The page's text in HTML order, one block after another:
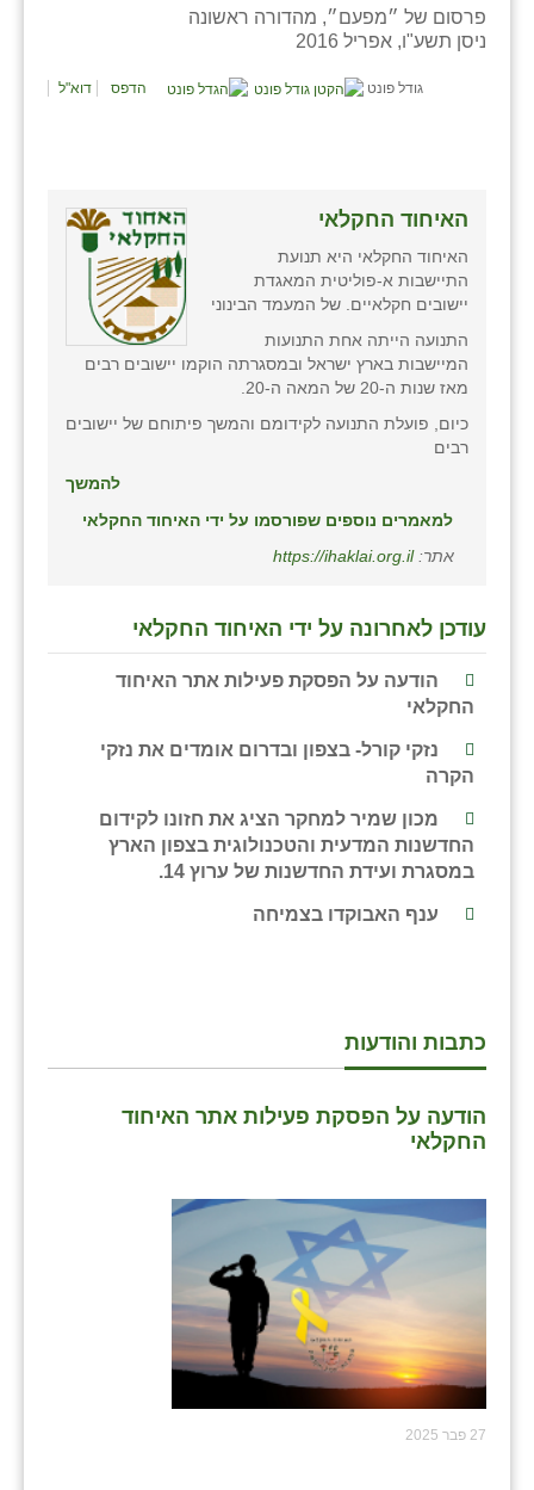
פרסום של ״מפעם״, מהדורה ראשונה
ניסן תשע"ו, אפריל 2016
גודל פונט הדפס דוא"ל
האיחוד החקלאי
האיחוד החקלאי היא תנועת
התיישבות א-פוליטית המאגדת
יישובים חקלאיים. של המעמד הבינוני
התנועה הייתה אחת התנועות
המיישבות בארץ ישראל ובמסגרתה הוקמו יישובים רבים
מאז שנות ה-20 של המאה ה-20.
כיום, פועלת התנועה לקידומם והמשך פיתוחם של יישובים
רבים
להמשך
למאמרים נוספים שפורסמו על ידי האיחוד החקלאי
אתר:https://ihaklai.org.il
עודכן לאחרונה על ידי האיחוד החקלאי
הודעה על הפסקת פעילות אתר האיחוד
החקלאי
נזקי קורל- בצפון ובדרום אומדים את נזקי
הקרה
מכון שמיר למחקר הציג את חזונו לקידום
החדשנות המדעית והטכנולוגית בצפון הארץ
במסגרת ועידת החדשנות של ערוץ 14.
ענף האבוקדו בצמיחה
כתבות והודעות
הודעה על הפסקת פעילות אתר האיחוד
החקלאי
27 פבר 2025
יבול (מורג)
כפר ביאליק
כפר הרי״ף
כפר מישר
כפר מע״ש
כפר מרדכי
מישר
מכורה
נאות הכיכר
נווה אטי״ב
נהריה (אג״ש)
ניר צבי
קורנית
רועי
רמות השבים
רמת הדר
שבי ציון
שדה ורבורג